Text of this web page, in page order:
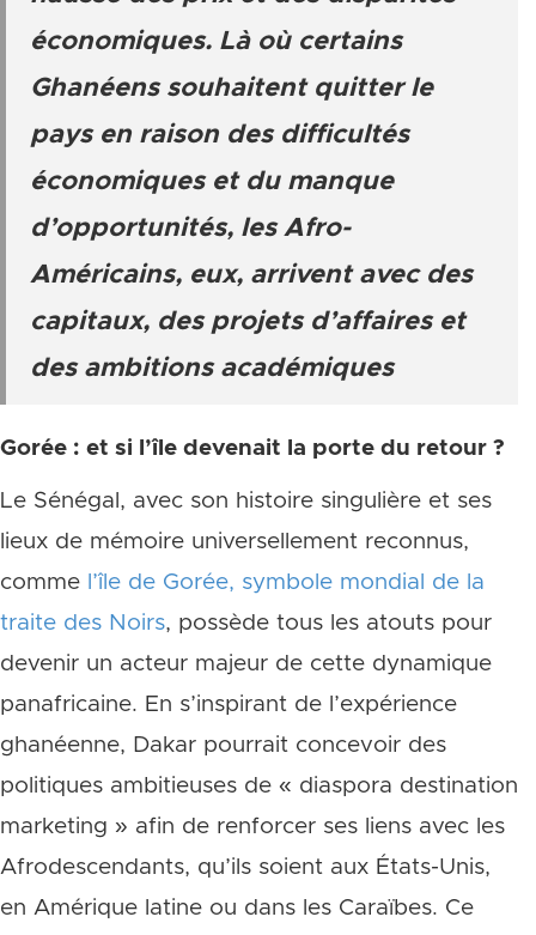
économiques. Là où certains
Ghanéens souhaitent quitter le
pays en raison des difficultés
économiques et du manque
d’opportunités, les Afro-
Américains, eux, arrivent avec des
capitaux, des projets d’affaires et
des ambitions académiques
Gorée : et si l’île devenait la porte du retour ?
Le Sénégal, avec son histoire singulière et ses
lieux de mémoire universellement reconnus,
comme l’île de Gorée, symbole mondial de la
traite des Noirs, possède tous les atouts pour
devenir un acteur majeur de cette dynamique
panafricaine. En s’inspirant de l’expérience
ghanéenne, Dakar pourrait concevoir des
politiques ambitieuses de « diaspora destination
marketing » afin de renforcer ses liens avec les
Afrodescendants, qu’ils soient aux États-Unis,
en Amérique latine ou dans les Caraïbes. Ce